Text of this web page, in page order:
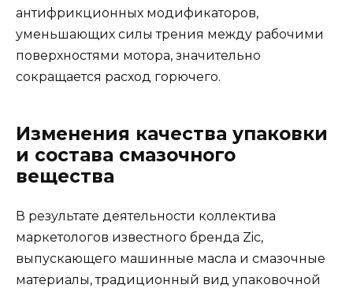
антифрикционных модификаторов,
уменьшающих силы трения между рабочими
поверхностями мотора, значительно
сокращается расход горючего.
Изменения качества упаковки
и состава смазочного
вещества
В результате деятельности коллектива
маркетологов известного бренда Zic,
выпускающего машинные масла и смазочные
материалы, традиционный вид упаковочной